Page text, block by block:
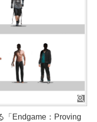
Endgame：Proving